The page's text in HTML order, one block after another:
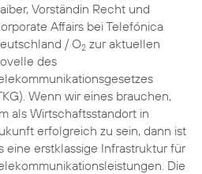
Vorständin Recht und
Affairs bei Telefónica
/ O2zur aktuellen
des
Wenn wir eines brauchen,
als Wirtschaftsstandort in
erfolgreich zu sein, dann ist
eine erstklassige Infrastruktur für
Die